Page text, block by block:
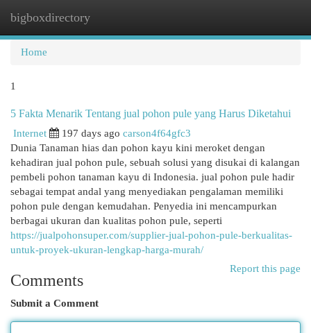
bigboxdirectory
Home
1
5 Fakta Menarik Tentang jual pohon pule yang Harus Diketahui
Internet 197 days ago carson4f64gfc3
Dunia Tanaman hias dan pohon kayu kini meroket dengan
kehadiran jual pohon pule, sebuah solusi yang disukai di kalangan
pembeli pohon tanaman kayu di Indonesia. jual pohon pule hadir
sebagai tempat andal yang menyediakan pengalaman memiliki
pohon pule dengan kemudahan. Penyedia ini mencampurkan
berbagai ukuran dan kualitas pohon pule, seperti
https://jualpohonsuper.com/supplier-jual-pohon-pule-berkualitas-
untuk-proyek-ukuran-lengkap-harga-murah/
Report this page
Comments
Submit a Comment